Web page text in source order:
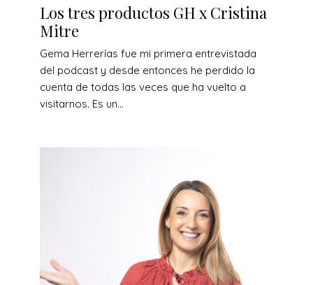
Los tres productos GH x Cristina
Mitre
Gema Herrerías fue mi primera entrevistada
del podcast y desde entonces he perdido la
cuenta de todas las veces que ha vuelto a
visitarnos. Es un...